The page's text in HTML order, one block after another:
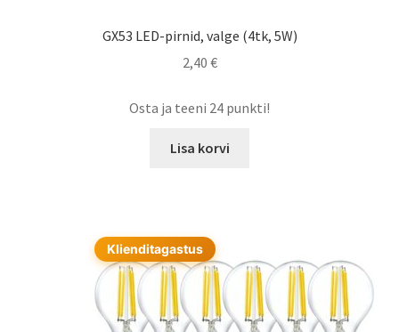
GX53 LED-pirnid, valge (4tk, 5W)
2,40 €
Osta ja teeni 24 punkti!
Lisa korvi
Klienditagastus